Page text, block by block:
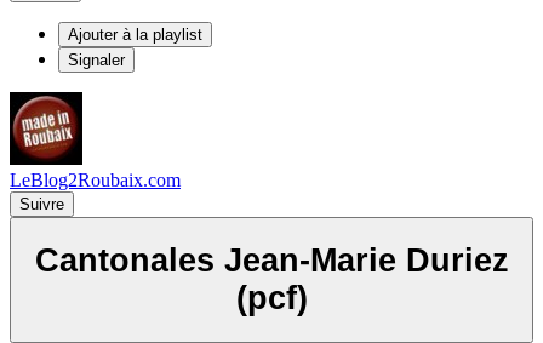
Ajouter à la playlist
Signaler
LeBlog2Roubaix.com
Suivre
Cantonales Jean-Marie Duriez
(pcf)